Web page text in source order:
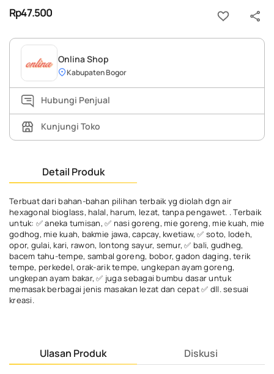
Rp47.500
Onlina Shop
Kabupaten Bogor
Hubungi Penjual
Kunjungi Toko
Detail Produk
Terbuat dari bahan-bahan pilihan terbaik yg diolah dgn air
hexagonal bioglass, halal, harum, lezat, tanpa pengawet. . Terbaik
untuk: ✅ aneka tumisan, ✅ nasi goreng, mie goreng, mie kuah, mie
godhog, mie kuah, bakmie jawa, capcay, kwetiaw, ✅ soto, lodeh,
opor, gulai, kari, rawon, lontong sayur, semur, ✅ bali, gudheg,
bacem tahu-tempe, sambal goreng, bobor, gadon daging, terik
tempe, perkedel, orak-arik tempe, ungkepan ayam goreng,
ungkepan ayam bakar, ✅ juga sebagai bumbu dasar untuk
memasak berbagai jenis masakan lezat dan cepat ✅ dll. sesuai
kreasi.
Ulasan Produk Diskusi